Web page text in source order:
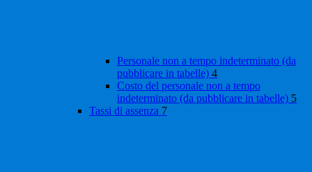
Personale non a tempo indeterminato (da
pubblicare in tabelle) 4
Costo del personale non a tempo
indeterminato (da pubblicare in tabelle) 5
Tassi di assenza 7